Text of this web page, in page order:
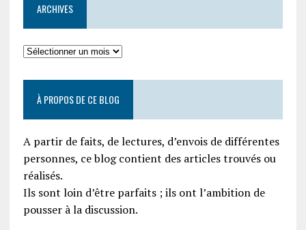
ARCHIVES
À PROPOS DE CE BLOG
A partir de faits, de lectures, d’envois de différentes
personnes, ce blog contient des articles trouvés ou
réalisés.
Ils sont loin d’être parfaits ; ils ont l’ambition de
pousser à la discussion.